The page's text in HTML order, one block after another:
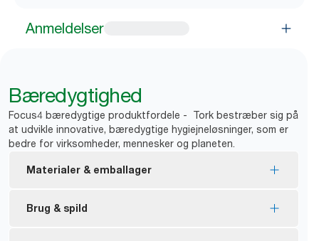
Anmeldelser
Bæredygtighed
Focus4 bæredygtige produktfordele - Tork bestræber sig på
at udvikle innovative, bæredygtige hygiejneløsninger, som er
bedre for virksomheder, mennesker og planeten.
Materialer & emballager
Vores refills er certificeret med EU-Blomsten -
Brug & spild